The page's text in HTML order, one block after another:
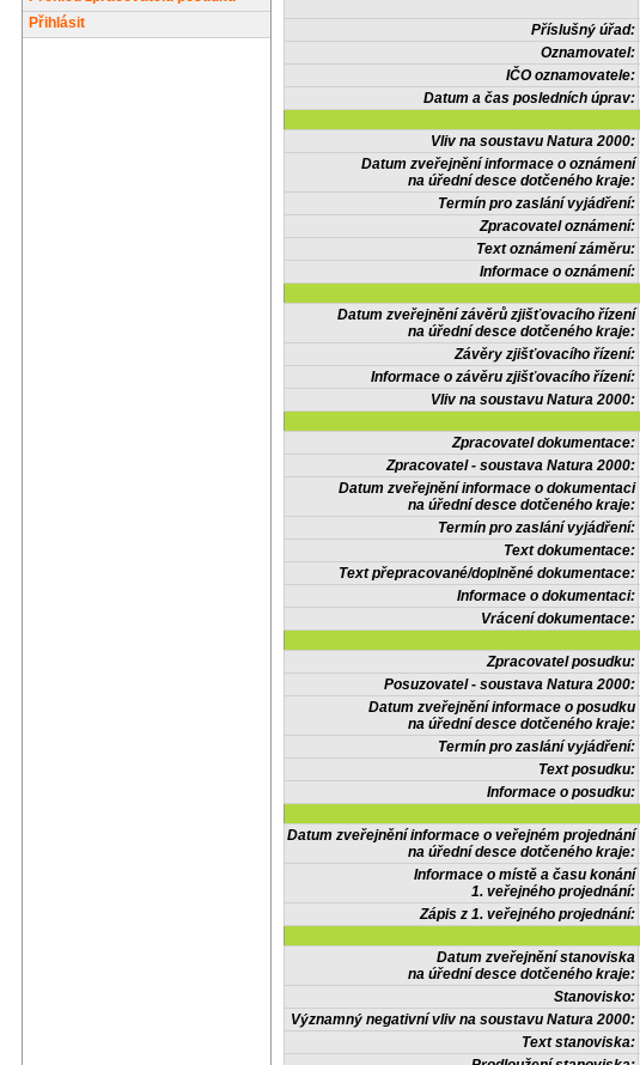
Přihlásit
Příslušný úřad:
Oznamovatel:
IČO oznamovatele:
Datum a čas posledních úprav:
Vliv na soustavu Natura 2000:
Datum zveřejnění informace o oznámení
na úřední desce dotčeného kraje:
Termín pro zaslání vyjádření:
Zpracovatel oznámení:
Text oznámení záměru:
Informace o oznámení:
Datum zveřejnění závěrů zjišťovacího řízení
na úřední desce dotčeného kraje:
Závěry zjišťovacího řízení:
Informace o závěru zjišťovacího řízení:
Vliv na soustavu Natura 2000:
Zpracovatel dokumentace:
Zpracovatel - soustava Natura 2000:
Datum zveřejnění informace o dokumentaci
na úřední desce dotčeného kraje:
Termín pro zaslání vyjádření:
Text dokumentace:
Text přepracované/doplněné dokumentace:
Informace o dokumentaci:
Vrácení dokumentace:
Zpracovatel posudku:
Posuzovatel - soustava Natura 2000:
Datum zveřejnění informace o posudku
na úřední desce dotčeného kraje:
Termín pro zaslání vyjádření:
Text posudku:
Informace o posudku:
Datum zveřejnění informace o veřejném projednání
na úřední desce dotčeného kraje:
Informace o místě a času konání
1. veřejného projednání:
Zápis z 1. veřejného projednání:
Datum zveřejnění stanoviska
na úřední desce dotčeného kraje:
Stanovisko:
Významný negativní vliv na soustavu Natura 2000:
Text stanoviska: